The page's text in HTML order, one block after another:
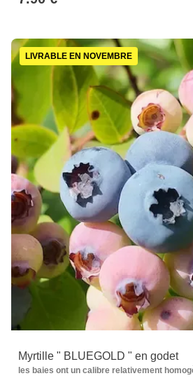
LIVRABLE EN NOVEMBRE
Myrtille " BLUEGOLD " en godet
les baies ont un calibre relativement